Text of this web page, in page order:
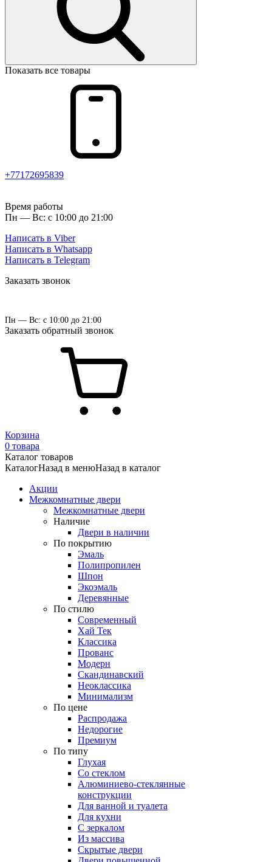
Показать все товары
+77172695839
Время работы
Пн — Вс: с 10:00 до 21:00
Написать в Viber
Написать в Whatsapp
Написать в Telegram
Заказать звонок
Пн — Вс: с 10:00 до 21:00
Заказать обратный звонок
Корзина
0 товара
Каталог товаров
КаталогНазад в менюНазад в каталог
Акции
Межкомнатные двери
Межкомнатные двери
Наличие
Двери в наличии
По покрытию
Эмаль
Полипропилен
Шпон
Экоэмаль
Деревянные
По стилю
Современный
Хай Тек
Классика
Прованс
Модерн
Скандинавский
Неоклассика
Минимализм
По цене
Распродажа
Недорогие
Премиум
По типу
Глухая
Со стеклом
Алюминиево-стеклянные
конструкции
Для ванной и туалета
Для кухни
С зеркалом
Из массива
Скрытые двери